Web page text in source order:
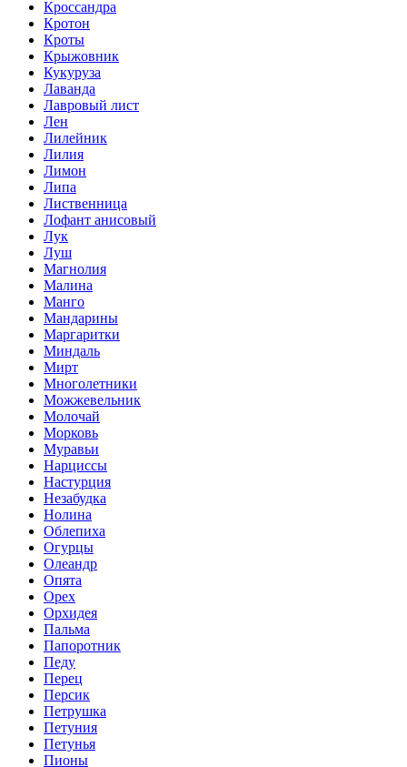
Кроссандра
Кротон
Кроты
Крыжовник
Кукуруза
Лаванда
Лавровый лист
Лен
Лилейник
Лилия
Лимон
Липа
Лиственница
Лофант анисовый
Лук
Луш
Магнолия
Малина
Манго
Мандарины
Маргаритки
Миндаль
Мирт
Многолетники
Можжевельник
Молочай
Морковь
Муравьи
Нарциссы
Настурция
Незабудка
Нолина
Облепиха
Огурцы
Олеандр
Опята
Орех
Орхидея
Пальма
Папоротник
Педу
Перец
Персик
Петрушка
Петуния
Петунья
Пионы